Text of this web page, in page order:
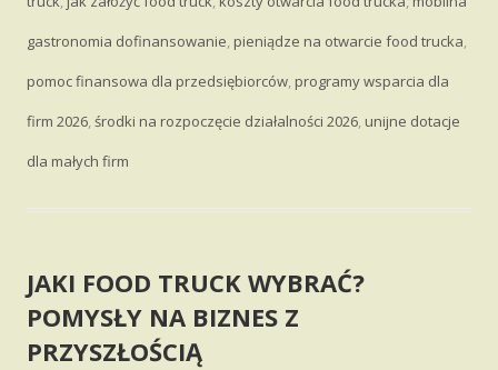
gastronomia dofinansowanie, pieniądze na otwarcie food trucka,
pomoc finansowa dla przedsiębiorców, programy wsparcia dla
firm 2026,środki na rozpoczęcie działalności 2026, unijne dotacje
dla małych firm
JAKI FOOD TRUCK WYBRAĆ?
POMYSŁY NA BIZNES Z
PRZYSZŁOŚCIĄ